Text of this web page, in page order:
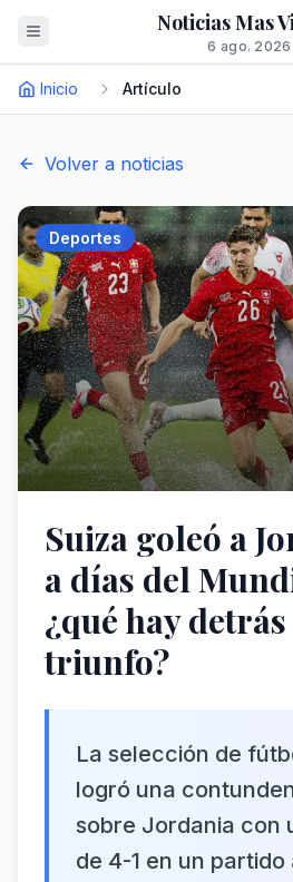
Noticias Mas
6 ago. 2026
Inicio Artículo
Volver a noticias
Deportes
Suiza goleó a
a días del
¿qué hay
triunfo?
La selección de
logró una
sobre Jordania con
de 4-1 en un partido